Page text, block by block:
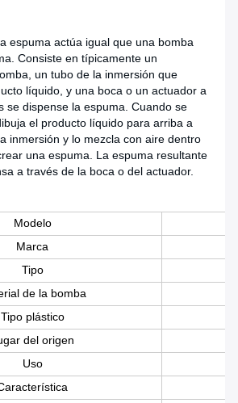
espuma actúa igual que una bomba
Consiste en típicamente un
un tubo de la inmersión que
líquido, y una boca o un actuador a
se dispense la espuma. Cuando se
el producto líquido para arriba a
inmersión y lo mezcla con aire dentro
una espuma. La espuma resultante
a través de la boca o del actuador.
Modelo
Marca
Tipo
de la bomba
Tipo plástico
del origen
Uso